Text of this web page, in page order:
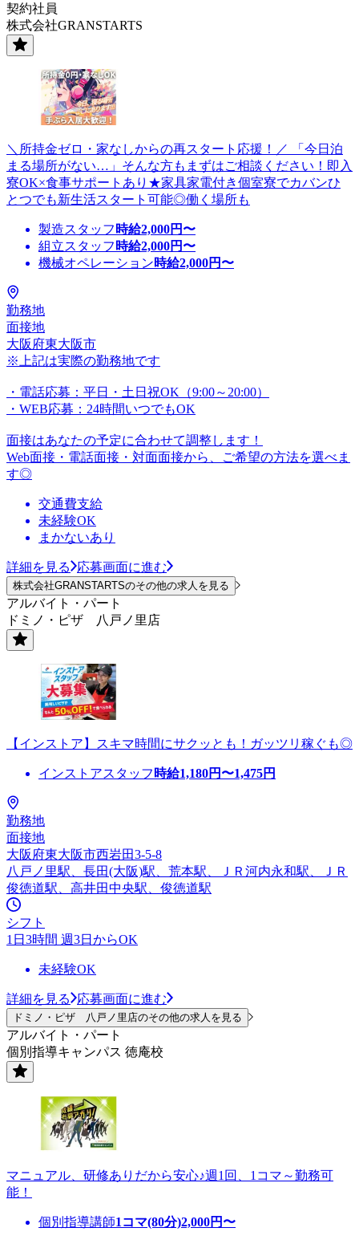
契約社員
株式会社GRANSTARTS
＼所持金ゼロ・家なしからの再スタート応援！／ 「今日泊
まる場所がない…」そんな方もまずはご相談ください！即入
寮OK×食事サポートあり★家具家電付き個室寮でカバンひ
とつでも新生活スタート可能◎働く場所も
製造スタッフ 時給2,000円〜
組立スタッフ 時給2,000円〜
機械オペレーション時給2,000円〜
勤務地
面接地
大阪府東大阪市
※上記は実際の勤務地です
・電話応募：平日・土日祝OK（9:00～20:00）
・WEB応募：24時間いつでもOK
面接はあなたの予定に合わせて調整します！
Web面接・電話面接・対面面接から、ご希望の方法を選べま
す◎
交通費支給
未経験OK
まかないあり
詳細を見る 応募画面に進む
株式会社GRANSTARTSのその他の求人を見る
アルバイト・パート
ドミノ・ピザ 八戸ノ里店
【インストア】スキマ時間にサクッとも！ガッツリ稼ぐも◎
インストアスタッフ 時給1,180円〜1,475円
勤務地
面接地
大阪府東大阪市西岩田3-5-8
八戸ノ里駅、長田(大阪)駅、荒本駅、ＪＲ河内永和駅、ＪＲ
俊徳道駅、高井田中央駅、俊徳道駅
シフト
1日3時間 週3日からOK
未経験OK
詳細を見る 応募画面に進む
ドミノ・ピザ 八戸ノ里店のその他の求人を見る
アルバイト・パート
個別指導キャンパス 徳庵校
マニュアル、研修ありだから安心♪週1回、1コマ～勤務可
能！
個別指導講師1コマ(80分)2,000円〜